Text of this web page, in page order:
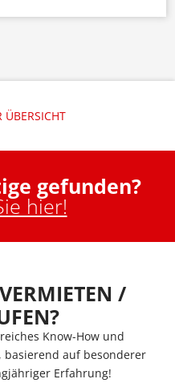
ÜBERSICHT
gefunden?
hier!
VERMIETEN /
Know-How und
auf besonderer
Erfahrung!